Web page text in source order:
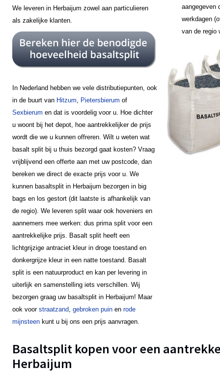
We leveren in Herbaijum zowel aan particulieren
als zakelijke klanten.
In Nederland hebben we vele distributiepunten, ook
in de buurt van Hitzum, Pietersbierum of
Sexbierum en dat is voordelig voor u. Hoe dichter
u woont bij het depot, hoe aantrekkelijker de prijs
wordt die we u kunnen offreren. Wilt u weten wat
basalt split bij u thuis bezorgd gaat kosten? Vraag
vrijblijvend een offerte aan met uw postcode, dan
bereken we direct de exacte prijs voor u. We
kunnen basaltsplit in Herbaijum bezorgen in big
bags en los gestort (dit laatste is afhankelijk van
de regio). We leveren split waar ook hoveniers en
aannemers mee werken: dus prima split voor een
aantrekkelijke prijs. Basalt split heeft een
lichtgrijzige antraciet kleur in droge toestand en
donkergrijze kleur in een natte toestand. Basalt
split is een natuurproduct en kan per levering in
uiterlijk en samenstelling iets verschillen. Wij
bezorgen graag uw basaltsplit in Herbaijum! Maar
ook voor straatzand, gebroken puin en rode
mijnsteen kunt u bij ons een prijs aanvragen.
aangegeven
werkdagen
van de regio
Basaltsplit kopen voor een
Herbaijum